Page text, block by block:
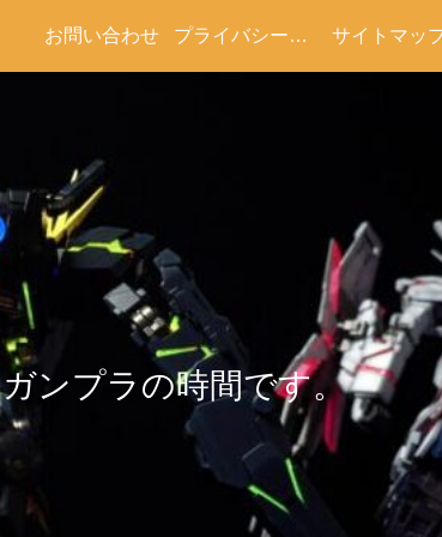
ガンプラの時間です。
お問い合わせ プライバシーポリシー サイトマッ